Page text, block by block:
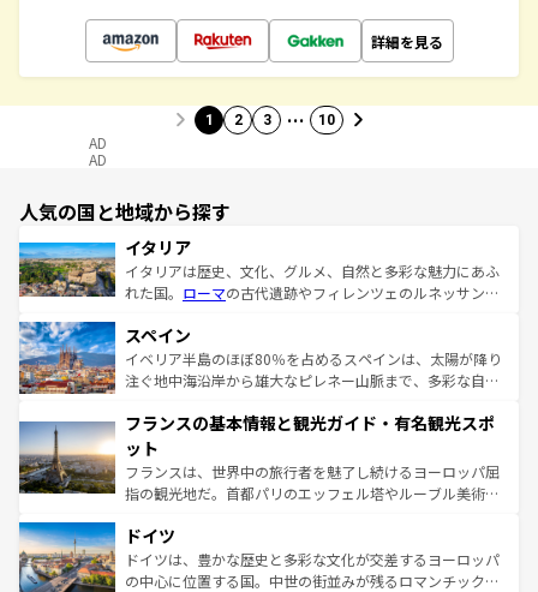
詳細を見る
1 2 3 … 10
AD
AD
人気の国と地域から探す
イタリア
イタリアは歴史、文化、グルメ、自然と多彩な魅力にあふ
れた国。 ローマの古代遺跡やフィレンツェのルネッサンス
ろん、トスカーナの美しい田園風景やアマルフィ海岸の絶
景など、自然景観も見逃せない。観光の合間には、本場の
ピザやパスタなど、絶品のイタリア料理を堪能することも
ませてくれるイタリアで、忘れられない旅をしてみよう！
なお、新着のイタリア情報は
しい。
スペイン
イベリア半島のほぼ80％を占めるスペインは、太陽が降り
注ぐ地中海沿岸から雄大なピレネー山脈まで、多彩な自然
文化が根付くこの国では、情熱的なフラメンコ、熱気あふ
れる闘牛、そして美味しいタパスが生活の一部となってい
る。首都マドリードの洗練された雰囲気や、バルセロナの
アートに溢れた街角から、地方では古代ローマ遺跡や中世
せる。地方によって風土や気候が異なるスペインはその個
性で訪れる人を魅了する。 なお、新着のスペイン情報は コ
ンテンツ一覧を参照してほしい。
フランスの基本情報と観光ガイド・有名観光スポ
ット
フランスは、世界中の旅行者を魅了し続けるヨーロッパ屈
指の観光地だ。首都パリのエッフェル塔やルーブル美術館
で、幅広い魅力が詰まっている。華麗な宮殿、歴史的な大
聖堂、美しいビーチ、そして豊かな自然が、訪れる者を心
から魅了する。また、フランスは美食の国としても知ら
ドイツ
ドイツは、豊かな歴史と多彩な文化が交差するヨーロッパ
の中心に位置する国。中世の街並みが残るロマンチック街